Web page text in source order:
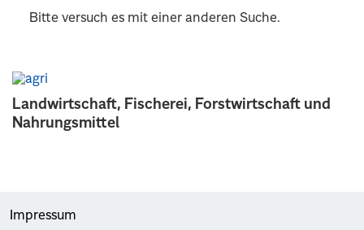
Landwirtschaft, Fischerei, Forstwirtschaft und
Nahrungsmittel
Bitte versuch es mit einer anderen Suche.
Impressum